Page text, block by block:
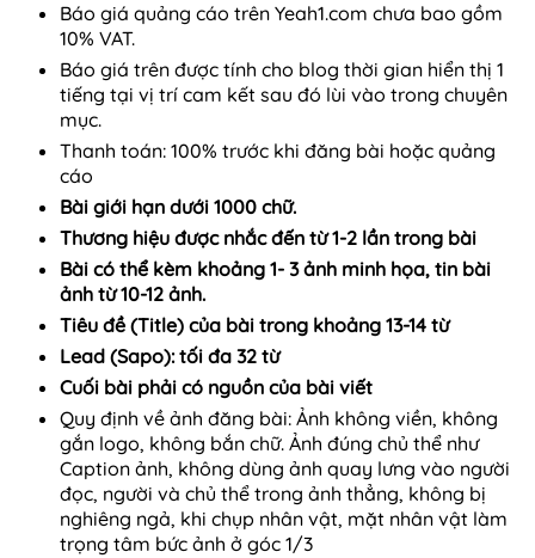
Báo giá quảng cáo trên Yeah1.com chưa bao gồm
10​% VAT.​
Báo giá trên được tính cho blog thời gian hiển thị 1
tiếng tại vị trí cam kết sau đó lùi vào trong chuyên
mục.
Thanh toán: 100% trước khi đăng bài hoặc quảng
cáo
Bài giới hạn dưới 1000 chữ.
Thương hiệu được nhắc đến từ 1-2 lần trong bài
Bài có thể kèm khoảng 1- 3 ảnh minh họa, tin bài
ảnh từ 10-12 ảnh.
Tiêu đề (Title) của bài trong khoảng 13-14 từ
Lead (Sapo): tối đa 32 từ
Cuối bài phải có nguồn của bài viết
Quy định về ảnh đăng bài: Ảnh không viền, không
gắn logo, không bắn chữ. Ảnh đúng chủ thể như
Caption ảnh, không dùng ảnh quay lưng vào người
đọc, người và chủ thể trong ảnh thẳng, không bị
nghiêng ngả, khi chụp nhân vật, mặt nhân vật làm
trọng tâm bức ảnh ở góc 1/3